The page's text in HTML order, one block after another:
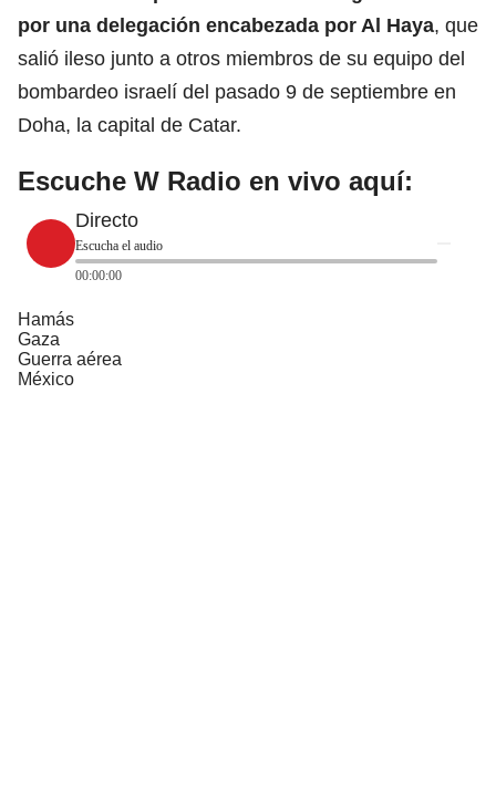
por una delegación encabezada por Al Haya, que
salió ileso junto a otros miembros de su equipo del
bombardeo israelí del pasado 9 de septiembre en
Doha, la capital de Catar.
Escuche W Radio en vivo aquí:
Directo
Escucha el audio
00:00:00
Hamás
Gaza
Guerra aérea
México